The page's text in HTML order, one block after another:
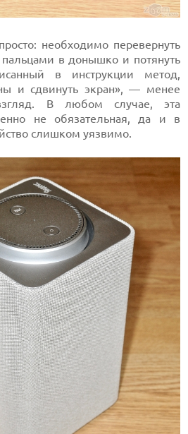
необходимо перевернуть
пальцами в донышко и потянуть
в инструкции метод,
и сдвинуть экран», — менее
В любом случае, эта
не обязательная, да и в
слишком уязвимо.